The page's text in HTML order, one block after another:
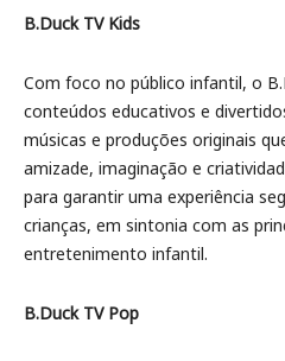
B.Duck TV Kids
Com foco no público infantil, o
conteúdos educativos e
músicas e produções originais
amizade, imaginação e
para garantir uma experiência
crianças, em sintonia com as
entretenimento infantil.
B.Duck TV Pop